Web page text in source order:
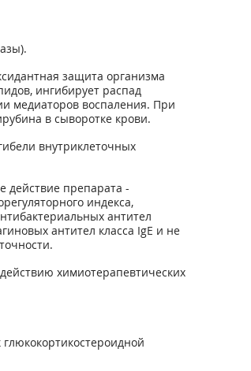
защита организма
ингибирует распад
медиаторов воспаления. При
в сыворотке крови.
внутриклеточных
действие препарата -
индекса,
антител
антител класса IgE и не
химиотерапевтических